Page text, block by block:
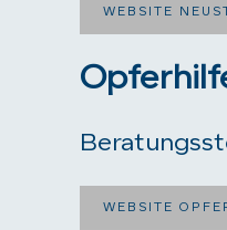
WEBSITE
WEBSITE